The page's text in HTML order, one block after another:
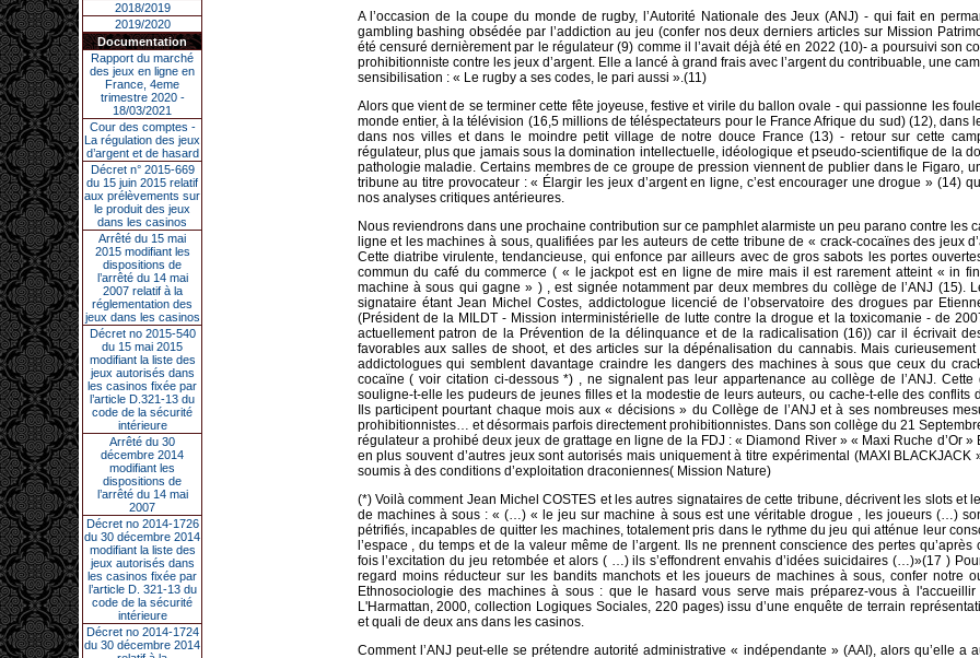
2018/2019
2019/2020
Documentation
Rapport du marché
des jeux en ligne en
France, 4eme
trimestre 2020 -
18/03/2021
Cour des comptes -
La régulation des jeux
d’argent et de hasard
Décret n° 2015-669
du 15 juin 2015 relatif
aux prélèvements sur
le produit des jeux
dans les casinos
Arrêté du 15 mai
2015 modifiant les
dispositions de
l’arrêté du 14 mai
2007 relatif à la
réglementation des
jeux dans les casinos
Décret no 2015-540
du 15 mai 2015
modifiant la liste des
jeux autorisés dans
les casinos fixée par
l’article D.321-13 du
code de la sécurité
intérieure
Arrêté du 30
décembre 2014
modifiant les
dispositions de
l’arrêté du 14 mai
2007
Décret no 2014-1726
du 30 décembre 2014
modifiant la liste des
jeux autorisés dans
les casinos fixée par
l’article D. 321-13 du
code de la sécurité
intérieure
Décret no 2014-1724
du 30 décembre 2014
A l’occasion de la coupe du monde de rugby, l’Autorité Nationale des Jeux (ANJ) - qui fait en
gambling bashing obsédée par l’addiction au jeu (confer nos deux derniers articles sur Mission
été censuré dernièrement par le régulateur (9) comme il l’avait déjà été en 2022 (10)- a poursuivi son
prohibitionniste contre les jeux d’argent. Elle a lancé à grand frais avec l’argent du contribuable, une
sensibilisation : « Le rugby a ses codes, le pari aussi ».(11)
Alors que vient de se terminer cette fête joyeuse, festive et virile du ballon ovale - qui passionne les
monde entier, à la télévision (16,5 millions de téléspectateurs pour le France Afrique du sud) (12), dans
dans nos villes et dans le moindre petit village de notre douce France (13) - retour sur cette
régulateur, plus que jamais sous la domination intellectuelle, idéologique et pseudo-scientifique de la
pathologie maladie. Certains membres de ce groupe de pression viennent de publier dans le Figaro,
tribune au titre provocateur : « Élargir les jeux d’argent en ligne, c’est encourager une drogue » (14)
nos analyses critiques antérieures.
Nous reviendrons dans une prochaine contribution sur ce pamphlet alarmiste un peu parano contre les
ligne et les machines à sous, qualifiées par les auteurs de cette tribune de « crack-cocaïnes des jeux
Cette diatribe virulente, tendancieuse, qui enfonce par ailleurs avec de gros sabots les portes
commun du café du commerce ( « le jackpot est en ligne de mire mais il est rarement atteint « in
machine à sous qui gagne » ) , est signée notamment par deux membres du collège de l’ANJ (15).
signataire étant Jean Michel Costes, addictologue licencié de l’observatoire des drogues par
(Président de la MILDT - Mission interministérielle de lutte contre la drogue et la toxicomanie - de
actuellement patron de la Prévention de la délinquance et de la radicalisation (16)) car il écrivait
favorables aux salles de shoot, et des articles sur la dépénalisation du cannabis. Mais curieusement
addictologues qui semblent davantage craindre les dangers des machines à sous que ceux du
cocaïne ( voir citation ci-dessous *) , ne signalent pas leur appartenance au collège de l’ANJ. Cette
souligne-t-elle les pudeurs de jeunes filles et la modestie de leurs auteurs, ou cache-t-elle des conflits
Ils participent pourtant chaque mois aux « décisions » du Collège de l’ANJ et à ses nombreuses
prohibitionnistes… et désormais parfois directement prohibitionnistes. Dans son collège du 21
régulateur a prohibé deux jeux de grattage en ligne de la FDJ : « Diamond River » « Maxi Ruche d’Or »
en plus souvent d’autres jeux sont autorisés mais uniquement à titre expérimental (MAXI BLACKJACK
soumis à des conditions d’exploitation draconiennes( Mission Nature)
(*) Voilà comment Jean Michel COSTES et les autres signataires de cette tribune, décrivent les slots et
de machines à sous : « (…) « le jeu sur machine à sous est une véritable drogue , les joueurs (…)
pétrifiés, incapables de quitter les machines, totalement pris dans le rythme du jeu qui atténue leur
l’espace , du temps et de la valeur même de l’argent. Ils ne prennent conscience des pertes qu’après
fois l’excitation du jeu retombée et alors ( …) ils s’effondrent envahis d’idées suicidaires (…)»(17 )
regard moins réducteur sur les bandits manchots et les joueurs de machines à sous, confer notre
Ethnosociologie des machines à sous : que le hasard vous serve mais préparez-vous à
L'Harmattan, 2000, collection Logiques Sociales, 220 pages) issu d’une enquête de terrain
et quali de deux ans dans les casinos.
Comment l’ANJ peut-elle se prétendre autorité administrative « indépendante » (AAI), alors qu’elle a